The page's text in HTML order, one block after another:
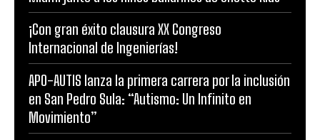
¡Con gran éxito clausura XX Congreso
Internacional de Ingenierías!
APO-AUTIS lanza la primera carrera por la inclusión
en San Pedro Sula: “Autismo: Un Infinito en
Movimiento”